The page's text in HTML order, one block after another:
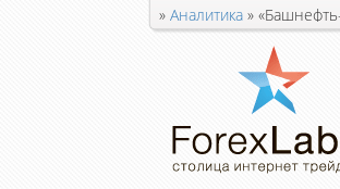
» Аналитика »